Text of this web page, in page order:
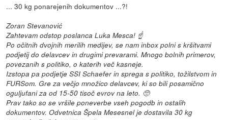
... 30 kg ponarejenih dokumentov ...?!
Zoran Stevanović
Zahtevam odstop poslanca Luka Mesca! ☝️
Po očitnih dvojnih merilih medijev, se nam inbox polni s kršitvami
podjetij do delavcev in drugimi prevarami. Mnogo bolnih primerov,
povezanih s politiko, o katerih več kasneje.
Izstopa pa podjetje SSI Schaefer in sprega s politiko, tožilstvom in
FURSom. Gre za večjo množico delavcev, ki so bili posamično
oguljufani za od 15-50 tisoč evrov na leto. 🥺
Prav tako so se vršile poneverbe vseh pogodb in ostalih
dokumentov. Odvetnica Špela Mesesnel je dostavila 30 kg